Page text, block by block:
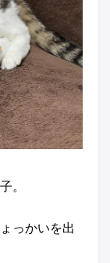
。
っかいを出